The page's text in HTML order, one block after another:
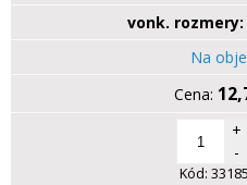
vonk. rozmery:
Na
+
-
Kód: